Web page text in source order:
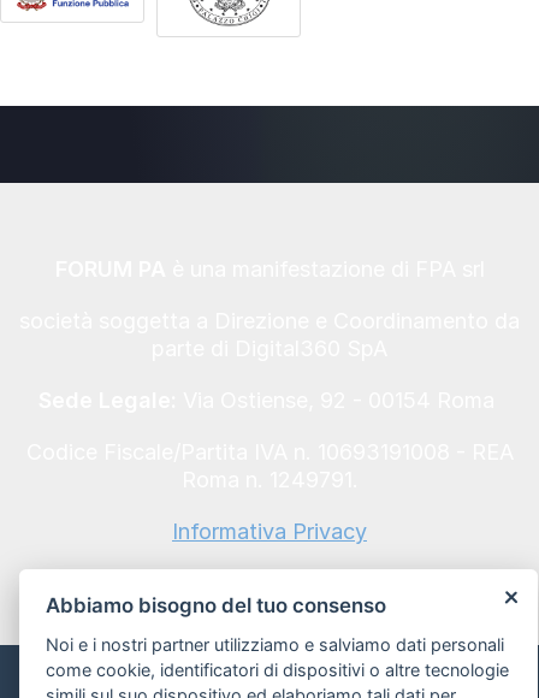
Informativa Privacy
Informativa sui Cookie e preferenze
Abbiamo bisogno del tuo consenso
Noi e i nostri partner utilizziamo e salviamo dati personali
come cookie, identificatori di dispositivi o altre tecnologie